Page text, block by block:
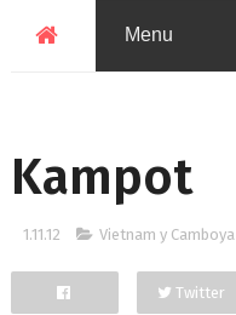
Kampot
1.11.12 Vietnam y Camboya
Twitter